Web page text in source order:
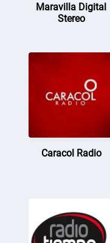
Maravilla Digital
Stereo
Caracol Radio